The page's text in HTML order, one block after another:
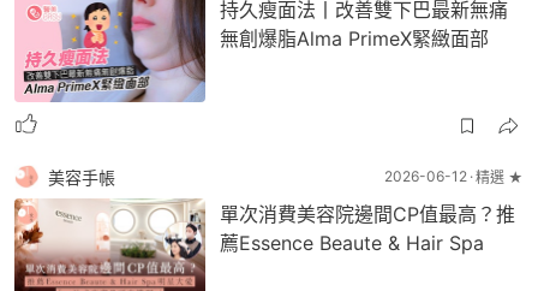
持久瘦面法丨改善雙下巴最新無痛
無創爆脂Alma PrimeX緊緻面部
美容手帳 2026-06-12 精選 ★
單次消費美容院邊間CP值最高？推
薦Essence Beaute & Hair Spa